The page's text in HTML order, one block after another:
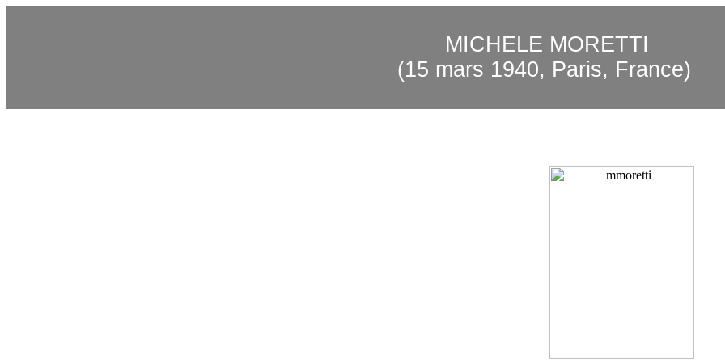
MICHELE MORETTI
(15 mars 1940, Paris, France)